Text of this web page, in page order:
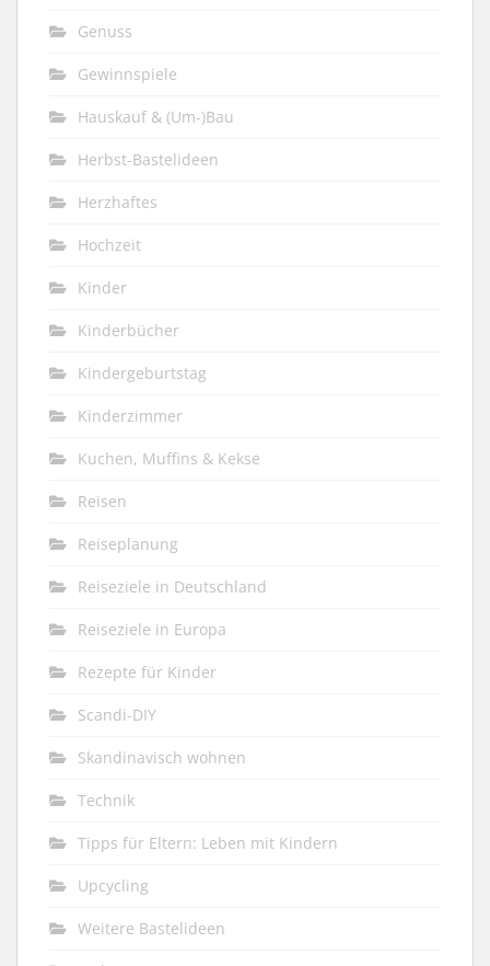
Genuss
Gewinnspiele
Hauskauf & (Um-)Bau
Herbst-Bastelideen
Herzhaftes
Hochzeit
Kinder
Kinderbücher
Kindergeburtstag
Kinderzimmer
Kuchen, Muffins & Kekse
Reisen
Reiseplanung
Reiseziele in Deutschland
Reiseziele in Europa
Rezepte für Kinder
Scandi-DIY
Skandinavisch wohnen
Technik
Tipps für Eltern: Leben mit Kindern
Upcycling
Weitere Bastelideen